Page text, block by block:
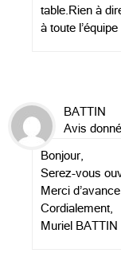
table.Rien à
à toute l’équipe
BATTIN
Avis
Bonjour,
Serez-vous
Merci
Cordialement,
Muriel BATTIN